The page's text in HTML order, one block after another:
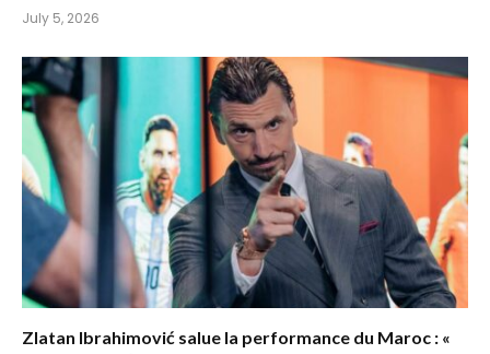
July 5, 2026
Zlatan Ibrahimović salue la performance du Maroc : «